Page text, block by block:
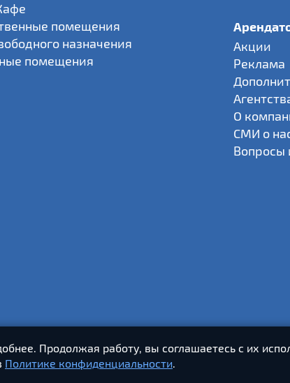
помещения
назначения
помещения
Акции
Реклама
О
СМИ о
Вопросы
Продолжая работу, вы соглашаетесь с их
Политике конфиденциальности.